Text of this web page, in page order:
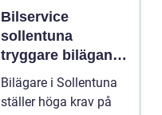
Bilservice
sollentuna
tryggare bilägande
året runt
Bilägare i Sollentuna
ställer höga krav på